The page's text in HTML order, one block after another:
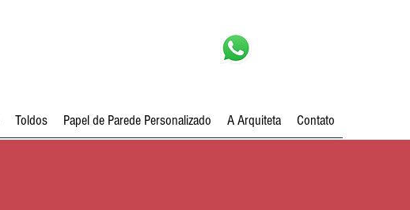
Toldos Papel de Parede Personalizado A Arquiteta Contato